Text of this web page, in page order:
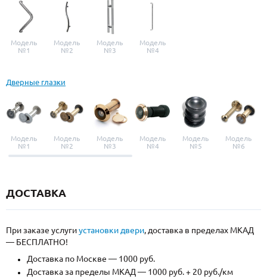
Модель
№1
Модель
№2
Модель
№3
Модель
№4
Дверные глазки
Модель
№1
Модель
№2
Модель
№3
Модель
№4
Модель
№5
Модель
№6
ДОСТАВКА
При заказе услугиустановки двери, доставка в пределах МКАД
— БЕСПЛАТНО!
Доставка по Москве — 1000 руб.
Доставка за пределы МКАД — 1000 руб. + 20 руб./км